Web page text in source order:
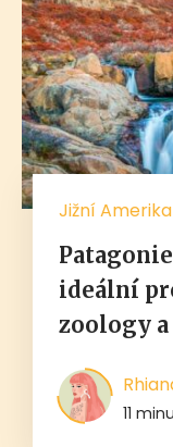
Jižní Amerika
ideální
zoology
11